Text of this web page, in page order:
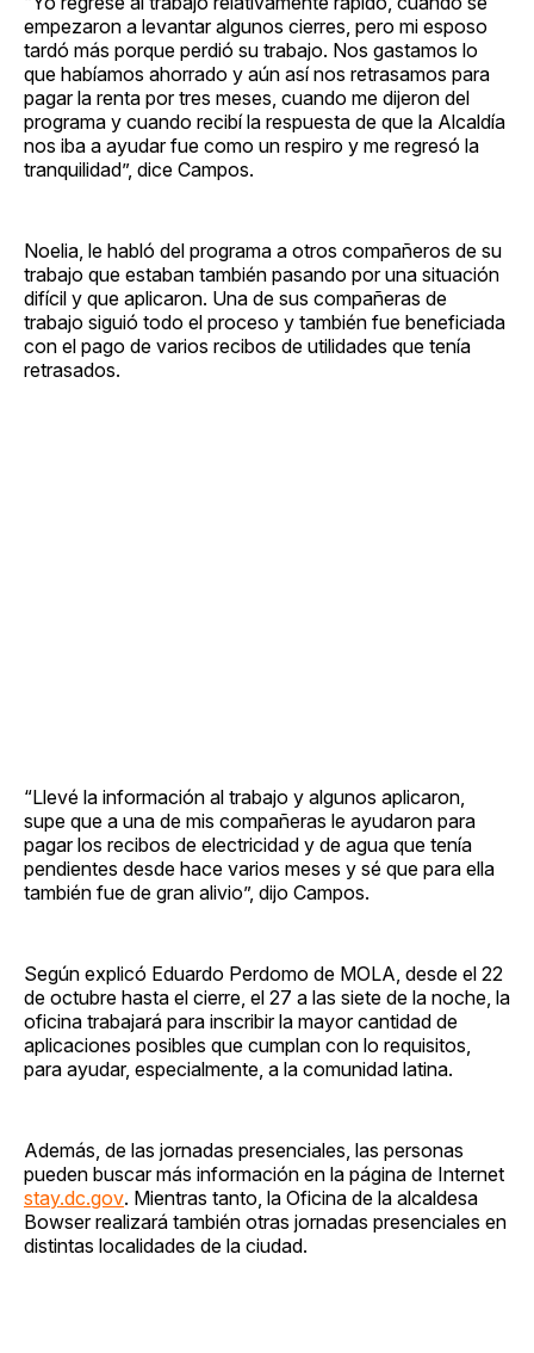
empezaron a levantar algunos cierres, pero mi esposo
tardó más porque perdió su trabajo. Nos gastamos lo
que habíamos ahorrado y aún así nos retrasamos para
pagar la renta por tres meses, cuando me dijeron del
programa y cuando recibí la respuesta de que la Alcaldía
nos iba a ayudar fue como un respiro y me regresó la
tranquilidad”, dice Campos.
Noelia, le habló del programa a otros compañeros de su
trabajo que estaban también pasando por una situación
difícil y que aplicaron. Una de sus compañeras de
trabajo siguió todo el proceso y también fue beneficiada
con el pago de varios recibos de utilidades que tenía
retrasados.
“Llevé la información al trabajo y algunos aplicaron,
supe que a una de mis compañeras le ayudaron para
pagar los recibos de electricidad y de agua que tenía
pendientes desde hace varios meses y sé que para ella
también fue de gran alivio”, dijo Campos.
Según explicó Eduardo Perdomo de MOLA, desde el 22
de octubre hasta el cierre, el 27 a las siete de la noche, la
oficina trabajará para inscribir la mayor cantidad de
aplicaciones posibles que cumplan con lo requisitos,
para ayudar, especialmente, a la comunidad latina.
Además, de las jornadas presenciales, las personas
pueden buscar más información en la página de Internet
stay.dc.gov. Mientras tanto, la Oficina de la alcaldesa
Bowser realizará también otras jornadas presenciales en
distintas localidades de la ciudad.